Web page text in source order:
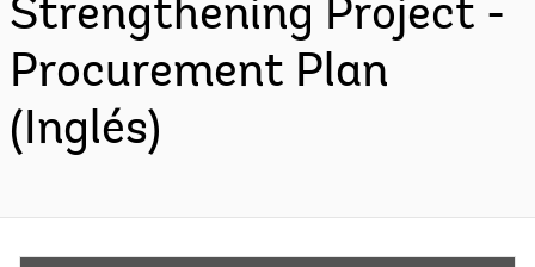
Strengthening Project -
Procurement Plan
(Inglés)